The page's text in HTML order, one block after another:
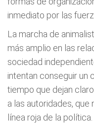
inmediato por las
La marcha de
más amplio en las
sociedad
intentan conseguir un
tiempo que dejan
a las autoridades, que
línea roja de la política.